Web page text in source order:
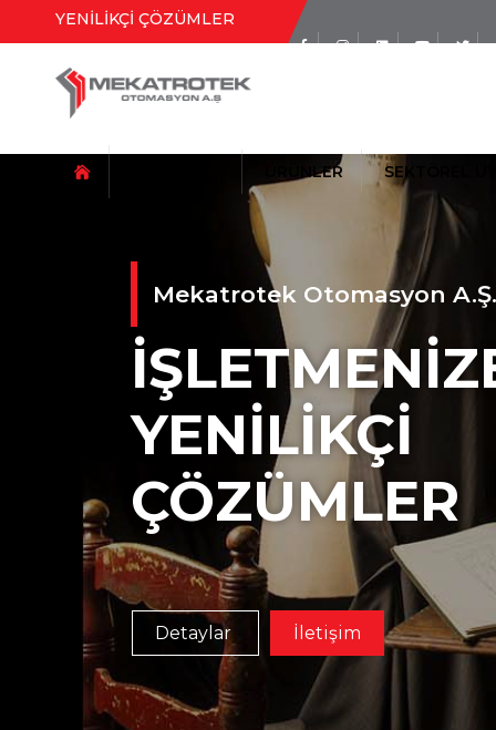
YENİLİKÇİ ÇÖZÜMLER
Sosyal Medya
Hesaplarımız
ÜRÜNLER
TAŞIMA (KONVEYÖR)
DORSE - KONTEYNER
BOŞALTMA SİSTEMLERİ
SEKTÖREL
Mekatrotek Otomasyon A.Ş.
YENILIKÇI
ÇÖZÜMLER
Detaylar İletişim